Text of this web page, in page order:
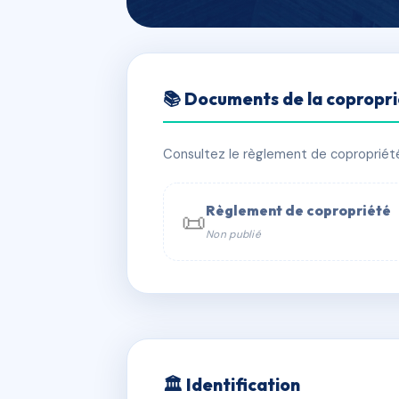
21 rue Marius
📍 21 r marius aufan 92300
📞 Contacter Syndic Digital
📚 Documents de la
Consultez le règlement de
📜Règlement de copropriété
Non publié
🏛 Identification